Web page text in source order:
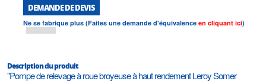
DEMANDE DE DEVIS
Ne se fabrique plus (Faites une demande d'équivalence en cliquant ici)
Description du produit
"Pompe de relevage à roue broyeuse à haut rendement Leroy Somer